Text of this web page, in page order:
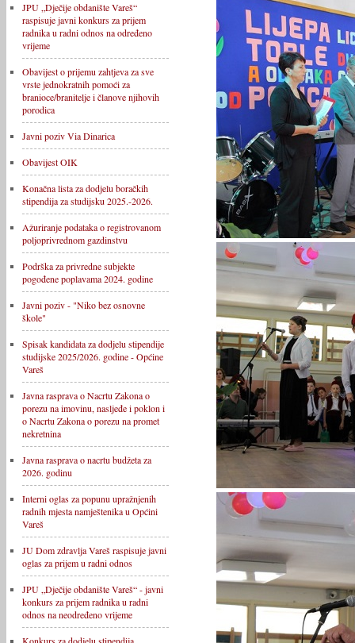
JPU „Dječije obdanište Vareš“
raspisuje javni konkurs za prijem
radnika u radni odnos na određeno
vrijeme
Obavijest o prijemu zahtjeva za sve
vrste jednokratnih pomoći za
branioce/branitelje i članove njihovih
porodica
Javni poziv Via Dinarica
Obavijest OIK
Konačna lista za dodjelu boračkih
stipendija za studijsku 2025.-2026.
Ažuriranje podataka o registrovanom
poljoprivrednom gazdinstvu
Podrška za privredne subjekte
pogođene poplavama 2024. godine
Javni poziv - "Niko bez osnovne
škole"
Spisak kandidata za dodjelu stipendije
studijske 2025/2026. godine - Općine
Vareš
Javna rasprava o Nacrtu Zakona o
porezu na imovinu, nasljeđe i poklon i
o Nacrtu Zakona o porezu na promet
nekretnina
Javna rasprava o nacrtu budžeta za
2026. godinu
Interni oglas za popunu upražnjenih
radnih mjesta namještenika u Općini
Vareš
JU Dom zdravlja Vareš raspisuje javni
oglas za prijem u radni odnos
JPU „Dječije obdanište Vareš“ - javni
konkurs za prijem radnika u radni
odnos na neodređeno vrijeme